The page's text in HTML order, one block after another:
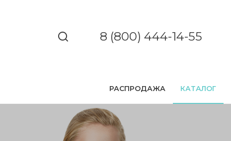
8 (800) 444-14-55
РАСПРОДАЖА КАТАЛОГ